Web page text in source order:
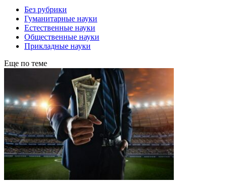
Без рубрики
Гуманитарные науки
Естественные науки
Общественные науки
Прикладные науки
Еще по теме